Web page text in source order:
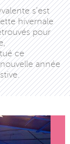
s’est
hivernale
pour
ce
année